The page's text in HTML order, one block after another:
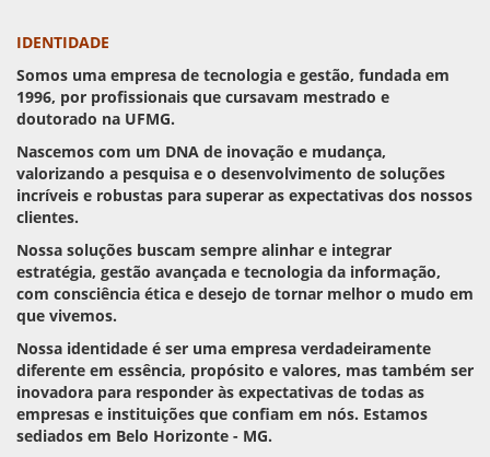
IDENTIDADE
Somos uma empresa de tecnologia e gestão, fundada em
1996, por profissionais que cursavam mestrado e
doutorado na UFMG.
Nascemos com um DNA de inovação e mudança,
valorizando a pesquisa e o desenvolvimento de soluções
incríveis e robustas para superar as expectativas dos nossos
clientes.
Nossa soluções buscam sempre alinhar e integrar
estratégia, gestão avançada e tecnologia da informação,
com consciência ética e desejo de tornar melhor o mudo em
que vivemos.
Nossa identidade é ser uma empresa verdadeiramente
diferente em essência, propósito e valores, mas também ser
inovadora para responder às expectativas de todas as
empresas e instituições que confiam em nós. Estamos
sediados em Belo Horizonte - MG.